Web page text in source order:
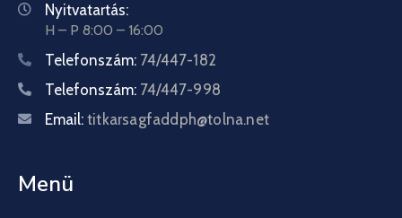
Nyitvatartás:
H – P 8:00 – 16:00
Telefonszám: 74/447-182
Telefonszám: 74/447-998
Email: titkarsagfaddph@tolna.net
Menü